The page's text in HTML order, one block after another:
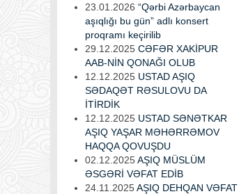
23.01.2026 “Qərbi Azərbaycan
aşıqlığı bu gün” adlı konsert
proqramı keçirilib
29.12.2025 CƏFƏR XAKİPUR
AAB-NİN QONAĞI OLUB
12.12.2025 USTAD AŞIQ
SƏDAQƏT RƏSULOVU DA
İTİRDİK
12.12.2025 USTAD SƏNƏTKAR
AŞIQ YAŞAR MƏHƏRRƏMOV
HAQQA QOVUŞDU
02.12.2025AŞIQ MÜSLÜM
ƏSGƏRİ VƏFAT EDİB
24.11.2025AŞIQ DEHQAN VƏFAT